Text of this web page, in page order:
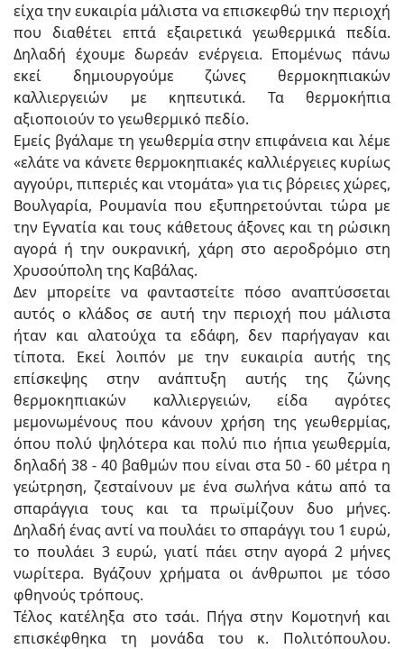
είχα την ευκαιρία μάλιστα να επισκεφθώ την περιοχή
που διαθέτει επτά εξαιρετικά γεωθερμικά πεδία.
Δηλαδή έχουμε δωρεάν ενέργεια. Επομένως πάνω
εκεί δημιουργούμε ζώνες θερμοκηπιακών
καλλιεργειών με κηπευτικά. Τα θερμοκήπια
αξιοποιούν το γεωθερμικό πεδίο.
Εμείς βγάλαμε τη γεωθερμία στην επιφάνεια και λέμε
«ελάτε να κάνετε θερμοκηπιακές καλλιέργειες κυρίως
αγγούρι, πιπεριές και ντομάτα» για τις βόρειες χώρες,
Βουλγαρία, Ρουμανία που εξυπηρετούνται τώρα με
την Εγνατία και τους κάθετους άξονες και τη ρώσικη
αγορά ή την ουκρανική, χάρη στο αεροδρόμιο στη
Χρυσούπολη της Καβάλας.
Δεν μπορείτε να φανταστείτε πόσο αναπτύσσεται
αυτός ο κλάδος σε αυτή την περιοχή που μάλιστα
ήταν και αλατούχα τα εδάφη, δεν παρήγαγαν και
τίποτα. Εκεί λοιπόν με την ευκαιρία αυτής της
επίσκεψης στην ανάπτυξη αυτής της ζώνης
θερμοκηπιακών καλλιεργειών, είδα αγρότες
μεμονωμένους που κάνουν χρήση της γεωθερμίας,
όπου πολύ ψηλότερα και πολύ πιο ήπια γεωθερμία,
δηλαδή 38 - 40 βαθμών που είναι στα 50 - 60 μέτρα η
γεώτρηση, ζεσταίνουν με ένα σωλήνα κάτω από τα
σπαράγγια τους και τα πρωϊμίζουν δυο μήνες.
Δηλαδή ένας αντί να πουλάει το σπαράγγι του 1 ευρώ,
το πουλάει 3 ευρώ, γιατί πάει στην αγορά 2 μήνες
νωρίτερα. Βγάζουν χρήματα οι άνθρωποι με τόσο
φθηνούς τρόπους.
Τέλος κατέληξα στο τσάι. Πήγα στην Κομοτηνή και
επισκέφθηκα τη μονάδα του κ. Πολιτόπουλου.